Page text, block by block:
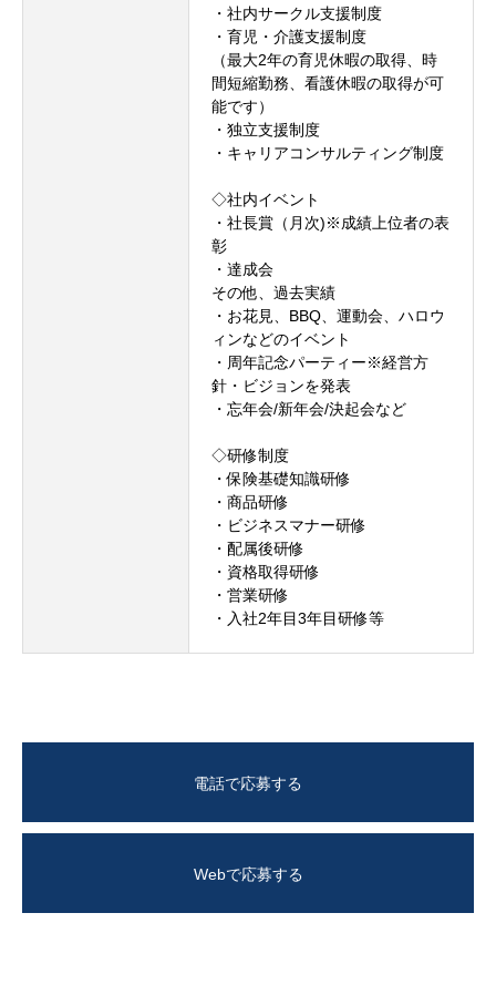
・社内サークル支援制度
・育児・介護支援制度
（最大2年の育児休暇の取得、時
間短縮勤務、看護休暇の取得が可
能です）
・独立支援制度
・キャリアコンサルティング制度
◇社内イベント
・社長賞（月次)※成績上位者の表
彰
・達成会
その他、過去実績
・お花見、BBQ、運動会、ハロウ
ィンなどのイベント
・周年記念パーティー※経営方
針・ビジョンを発表
・忘年会/新年会/決起会など
◇研修制度
・保険基礎知識研修
・商品研修
・ビジネスマナー研修
・配属後研修
・資格取得研修
・営業研修
・入社2年目3年目研修等
電話で応募する
Webで応募する